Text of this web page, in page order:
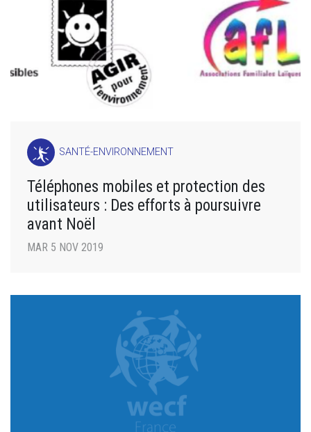
SANTÉ-ENVIRONNEMENT
Téléphones mobiles et protection des
utilisateurs : Des efforts à poursuivre
avant Noël
MAR 5 NOV 2019